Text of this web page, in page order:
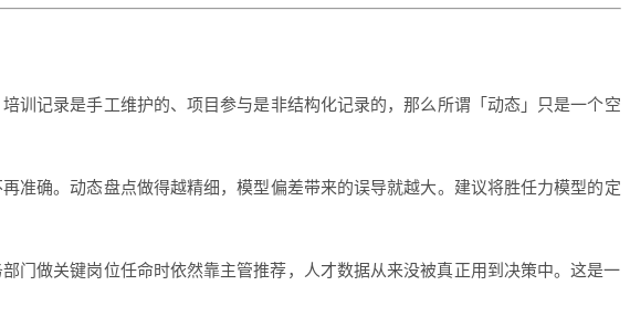
训记录是手工维护的、项目参与是非结构化记录的，那么所谓「动态」只是一个空
准确。动态盘点做得越精细，模型偏差带来的误导就越大。建议将胜任力模型的定
门做关键岗位任命时依然靠主管推荐，人才数据从来没被真正用到决策中。这是一